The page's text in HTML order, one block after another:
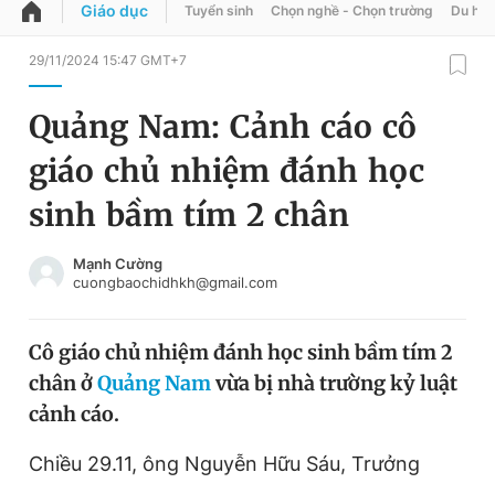
QUẢNG CÁO ĐẶT BÁO
Chuyên mục
Chuyên mục khác
Chào ngày mới
Video Magazine
Đổi mật khẩu
Tin đã lưu
Đăng xuất
Giáo dục Tuyển sinh Chọn nghề - Chọn trường Du học
29/11/2024 15:47 GMT+7
Quảng Nam: Cảnh cáo cô
giáo chủ nhiệm đánh học
sinh bầm tím 2 chân
Mạnh Cường
cuongbaochidhkh@gmail.com
Cô giáo chủ nhiệm đánh học sinh bầm tím 2
chân ởQuảng Namvừa bị nhà trường kỷ luật
cảnh cáo.
Chiều 29.11, ông Nguyễn Hữu Sáu, Trưởng